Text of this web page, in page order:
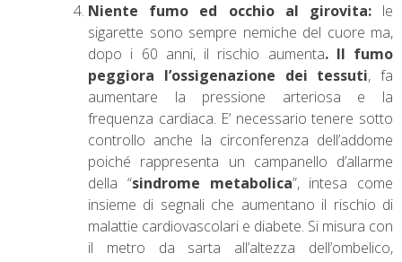
Niente fumo ed occhio al girovita: le
sigarette sono sempre nemiche del cuore ma,
dopo i 60 anni, il rischio aumenta. Il fumo
peggiora l’ossigenazione dei tessuti, fa
aumentare la pressione arteriosa e la
frequenza cardiaca. E’ necessario tenere sotto
controllo anche la circonferenza dell’addome
poiché rappresenta un campanello d’allarme
della “sindrome metabolica”, intesa come
insieme di segnali che aumentano il rischio di
malattie cardiovascolari e diabete. Si misura con
il metro da sarta all’altezza dell’ombelico,